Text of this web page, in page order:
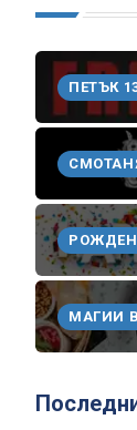
ПЕТЪК
МАГИИ